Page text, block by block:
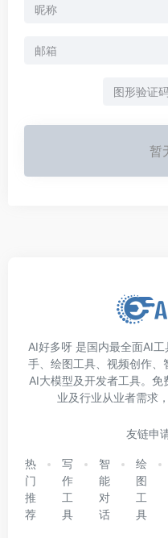
暂
AI好多呀 是国内最全面AI
手、绘图工具、视频创作、
AI大模型及开发者工具。
业及行业从业者需求
友链申
热
门
推
荐
写
作
工
具
智
能
对
话
绘
图
工
具